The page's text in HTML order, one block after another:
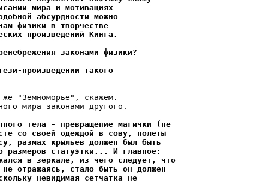
мира и мотивациях
абсурдности можно
физики в творчестве
произведений Кинга.
законами физики?
произведении такого
"Земноморье", скажем.
мира законами другого.
тела - превращение магички (не
со своей одеждой в сову, полеты
размах крыльев должен был быть
размеров статуэтки... И главное:
в зеркале, из чего следует, что
отражаясь, стало быть он должен
невидимая сетчатка не